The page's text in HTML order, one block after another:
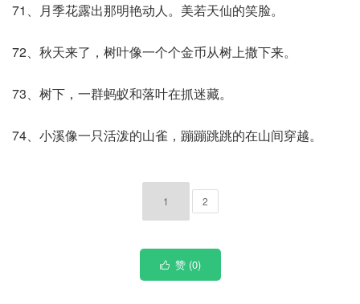
71、月季花露出那明艳动人。美若天仙的笑脸。
72、秋天来了，树叶像一个个金币从树上撒下来。
73、树下，一群蚂蚁和落叶在抓迷藏。
74、小溪像一只活泼的山雀，蹦蹦跳跳的在山间穿越。
1 2
 赞 (0)